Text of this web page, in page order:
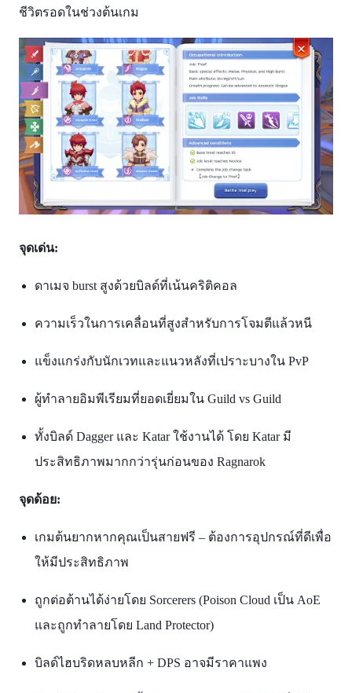
ชีวิตรอดในช่วงต้นเกม
จุดเด่น:
ดาเมจ burst สูงด้วยบิลด์ที่เน้นคริติคอล
ความเร็วในการเคลื่อนที่สูงสำหรับการโจมตีแล้วหนี
แข็งแกร่งกับนักเวทและแนวหลังที่เปราะบางใน PvP
ผู้ทำลายอิมพีเรียมที่ยอดเยี่ยมใน Guild vs Guild
ทั้งบิลด์ Dagger และ Katar ใช้งานได้ โดย Katar มี
ประสิทธิภาพมากกว่ารุ่นก่อนของ Ragnarok​
จุดด้อย:
เกมต้นยากหากคุณเป็นสายฟรี – ต้องการอุปกรณ์ที่ดีเพื่อ
ให้มีประสิทธิภาพ
ถูกต่อต้านได้ง่ายโดย Sorcerers (Poison Cloud เป็น AoE
และถูกทำลายโดย Land Protector)
บิลด์ไฮบริดหลบหลีก + DPS อาจมีราคาแพง